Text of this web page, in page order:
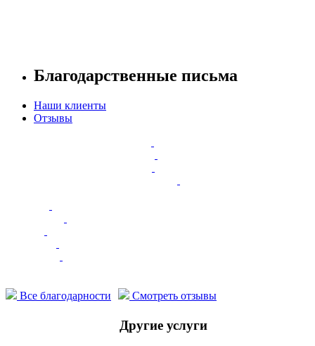
Благодарственные письма
Наши клиенты
Отзывы
Все благодарности Смотреть отзывы
Другие услуги